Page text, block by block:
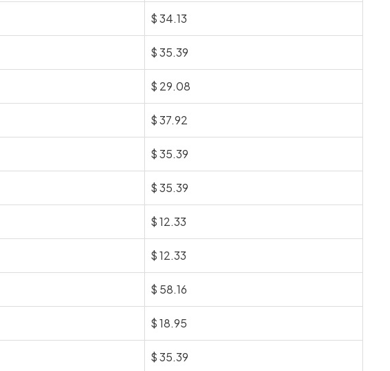
$34.13
$35.39
$ 29.08
$37.92
$35.39
$35.39
$12.33
$12.33
$ 58.16
$18.95
$35.39